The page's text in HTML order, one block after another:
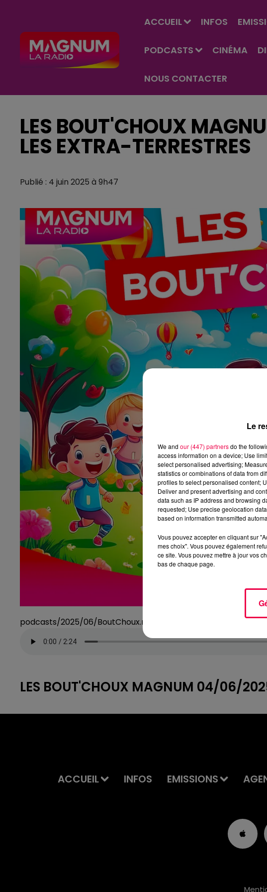
ACCUEIL INFOS
PODCASTS CINÉMA
NOUS CONTACTER
LES BOUT'CHOUX
LES EXTRA-TERRESTRES
Publié : 4 juin 2025 à 9h47
podcasts/2025/06/BoutChoux.mp3
LES BOUT'CHOUX MAGNUM 04/06/
ACCUEIL INFOS EMISSIONS
Le
We and our (447) partnersdo the
access information on a device; Use
select personalised advertising;
statistics or combinations of data from
profiles to select personalised content;
Deliver and present advertising and
data such as IP address and browsing
requested; Use precise geolocation
based on information transmitted
Vous pouvez accepter en cliquant sur
mes choix". Vous pouvez également
ce site. Vous pouvez mettre à jour vos
bas de chaque page.